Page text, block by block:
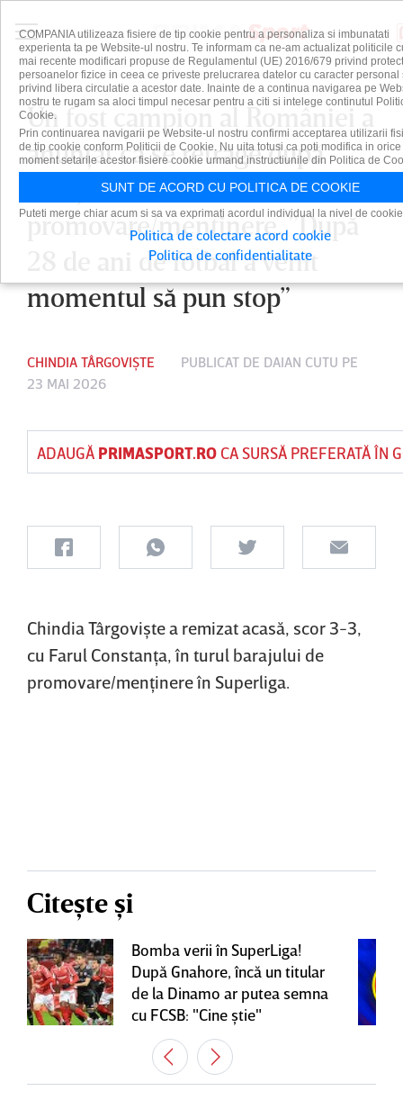
Un fost campion al României a
anunţat că se retrage după
barajul de
promovare/menţinere. ”După
28 de ani de fotbal a venit
momentul să pun stop”
CHINDIA TÂRGOVIȘTE PUBLICAT DE DAIAN CUTU PE
23 MAI 2026
ADAUGĂ PRIMASPORT.ROCA SURSĂ PREFERATĂ ÎN
Chindia Târgovişte a remizat acasă, scor 3-3,
cu Farul Constanţa, în turul barajului de
promovare/menţinere în Superliga.
Citește și
Bomba verii în SuperLiga!
După Gnahore, încă un titular
de la Dinamo ar putea semna
cu FCSB: "Cine ştie"
COMPANIA utilizeaza fisiere de tip cookie pentru a personaliza si imbunatati
experienta ta pe Website-ul nostru. Te informam ca ne-am actualizat politicile
mai recente modificari propuse de Regulamentul (UE) 2016/679 privind
persoanelor fizice in ceea ce priveste prelucrarea datelor cu caracter personal
privind libera circulatie a acestor date. Inainte de a continua navigarea pe
nostru te rugam sa aloci timpul necesar pentru a citi si intelege continutul
Cookie.
Prin continuarea navigarii pe Website-ul nostru confirmi acceptarea utilizarii
de tip cookie conform Politicii de Cookie. Nu uita totusi ca poti modifica in orice
moment setarile acestor fisiere cookie urmand instructiunile din Politica de
SUNT DE ACORD CU POLITICA DE COOKIE
Puteti merge chiar acum si sa va exprimati acordul individual la nivel de
Politica de colectare acord cookie
Politica de confidentialitate